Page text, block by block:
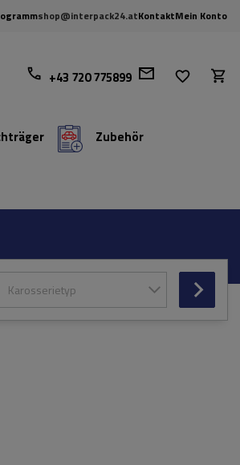
shop@interpack24.atKontaktMein Konto
+43 720 775899
Zubehör
Karosserietyp